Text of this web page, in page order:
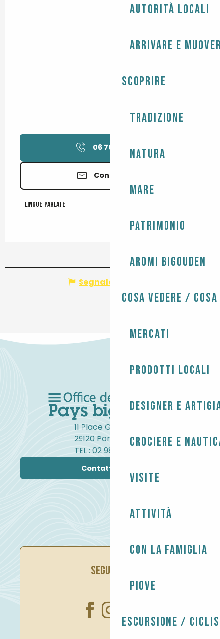
Autorità locali
Arrivare e
Scoprire
Tradizione
Natura
Mare
Patrimonio
Aromi Bigouden
Cosa vedere /
Mercati
Prodotti locali
Designer e
Crociere e
Visite
Attività
Con la famiglia
Piove
Escursione /
06 70 59 71 ▒▒
Contattateci
Lingue parlate
Lingue parlate
Segnala un errore
11 Place Gambetta
29120 Pont-l'Abbé
TEL : 02 98 82 37 99
Contattateci
SEGUITECI